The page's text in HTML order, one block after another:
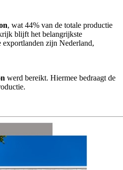
, wat 44% van de totale productie
blijft het belangrijkste
zijn Nederland,
werd bereikt. Hiermee bedraagt de